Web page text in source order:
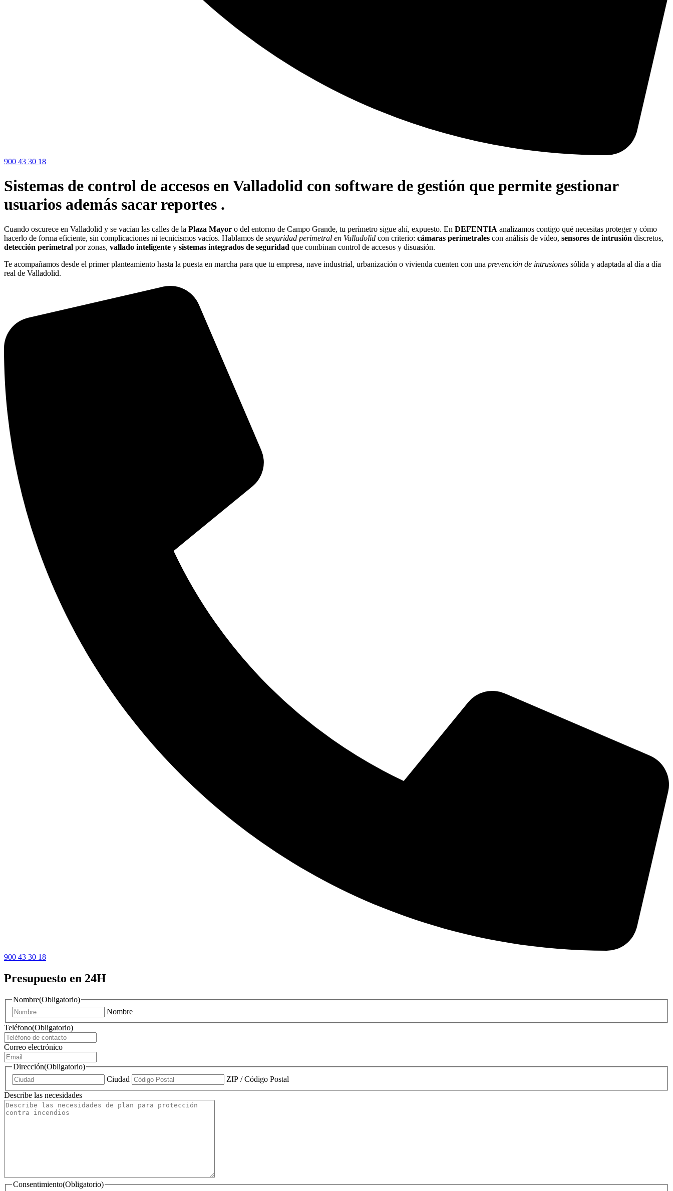
900 43 30 18
Sistemas de control de accesos en Valladolid con software de gestión que permite gestionar
usuarios además sacar reportes .
Cuando oscurece en Valladolid y se vacían las calles de la Plaza Mayor o del entorno de Campo Grande, tu perímetro sigue ahí, expuesto. En DEFENTIA analizamos contigo qué necesitas proteger y cómo
hacerlo de forma eficiente, sin complicaciones ni tecnicismos vacíos. Hablamos de seguridad perimetral en Valladolid con criterio: cámaras perimetrales con análisis de vídeo, sensores de intrusión discretos,
detección perimetral por zonas, vallado inteligente y sistemas integrados de seguridad que combinan control de accesos y disuasión.
Te acompañamos desde el primer planteamiento hasta la puesta en marcha para que tu empresa, nave industrial, urbanización o vivienda cuenten con una prevención de intrusiones sólida y adaptada al día a día
real de Valladolid.
900 43 30 18
Presupuesto en 24H
Nombre(Obligatorio)
Nombre
Teléfono(Obligatorio)
Correo electrónico
Dirección(Obligatorio)
Ciudad
ZIP / Código Postal
Describe las necesidades
Consentimiento(Obligatorio)